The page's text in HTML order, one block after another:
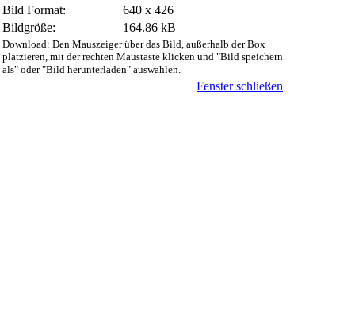
Bild Format:
640 x 426
Bildgröße:
164.86 kB
Download: Den Mauszeiger über das Bild, außerhalb der Box
platzieren, mit der rechten Maustaste klicken und "Bild speichern
als" oder "Bild herunterladen" auswählen.
Fenster schließen